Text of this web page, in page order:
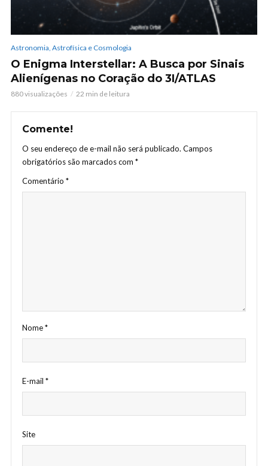
Astronomia, Astrofísica e Cosmologia
O Enigma Interstellar: A Busca por Sinais
Alienígenas no Coração do 3I/ATLAS
880 visualizações 22 min de leitura
Comente!
O seu endereço de e-mail não será publicado. Campos
obrigatórios são marcados com *
Comentário *
Nome*
E-mail *
Site